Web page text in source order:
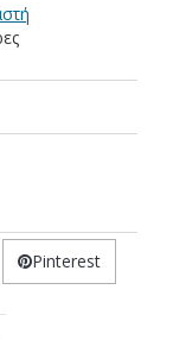
Pinterest